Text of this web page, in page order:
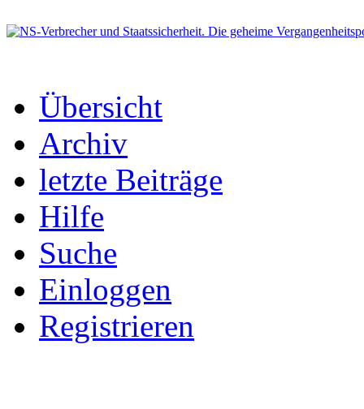
Übersicht
Archiv
letzte Beiträge
Hilfe
Suche
Einloggen
Registrieren